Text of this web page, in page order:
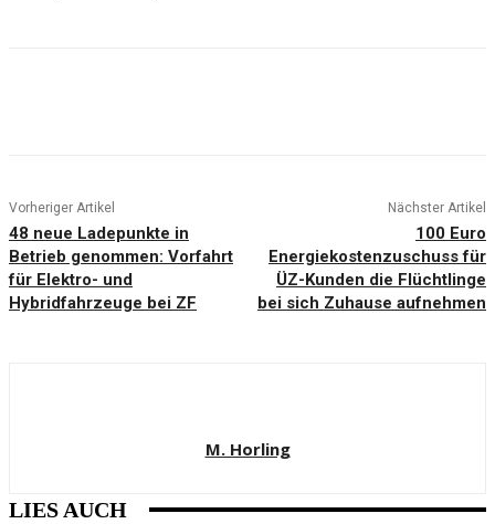
Vorheriger Artikel
48 neue Ladepunkte in
Betrieb genommen: Vorfahrt
für Elektro- und
Hybridfahrzeuge bei ZF
Nächster Artikel
100 Euro
Energiekostenzuschuss für
ÜZ-Kunden die Flüchtlinge
bei sich Zuhause aufnehmen
M. Horling
LIES AUCH